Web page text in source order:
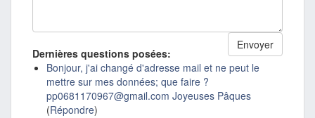
Dernières questions posées:
Bonjour, j'ai changé d'adresse mail et ne peut le
mettre sur mes données; que faire ?
pp0681170967@gmail.com Joyeuses Pâques
(Répondre)